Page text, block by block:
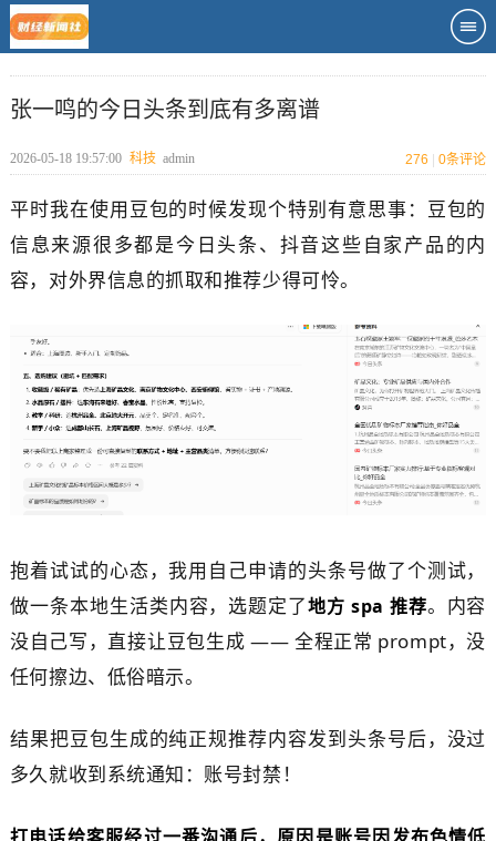
张一鸣的今日头条到底有多离谱
2026-05-18 19:57:00 科技 admin 276 0条评论
平时我在使用豆包的时候发现个特别有意思事：豆包的
信息来源很多都是今日头条、抖音这些自家产品的内
容，对外界信息的抓取和推荐少得可怜。
抱着试试的心态，我用自己申请的头条号做了个测试，
做一条本地生活类内容，选题定了地方 spa 推荐。内容
没自己写，直接让豆包生成 —— 全程正常 prompt，没
任何擦边、低俗暗示。
结果把豆包生成的纯正规推荐内容发到头条号后，没过
多久就收到系统通知：账号封禁！